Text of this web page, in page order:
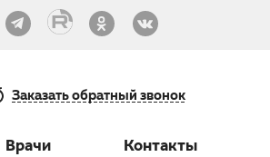
Заказатьобратный звонок
Врачи Контакты